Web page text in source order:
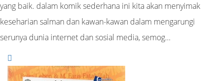
yang baik. dalam komik sederhana ini kita akan menyimak
keseharian salman dan kawan-kawan dalam mengarungi
serunya dunia internet dan sosial media, semog…